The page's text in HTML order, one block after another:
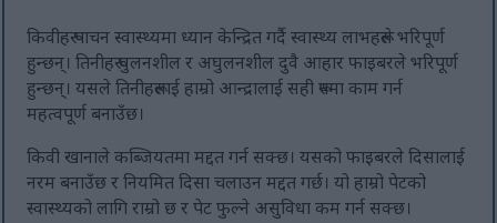
किवीहरू पाचन स्वास्थ्यमा ध्यान केन्द्रित गर्दै स्वास्थ्य लाभहरूले भरिपूर्ण
हुन्छन्। तिनीहरू घुलनशील र अघुलनशील दुवै आहार फाइबरले भरिपूर्ण
हुन्छन्। यसले तिनीहरूलाई हाम्रो आन्द्रालाई सही रूपमा काम गर्न
महत्वपूर्ण बनाउँछ।
किवी खानाले कब्जियतमा मद्दत गर्न सक्छ। यसको फाइबरले दिसालाई
नरम बनाउँछ र नियमित दिसा चलाउन मद्दत गर्छ। यो हाम्रो पेटको
स्वास्थ्यको लागि राम्रो छ र पेट फुल्ने असुविधा कम गर्न सक्छ।